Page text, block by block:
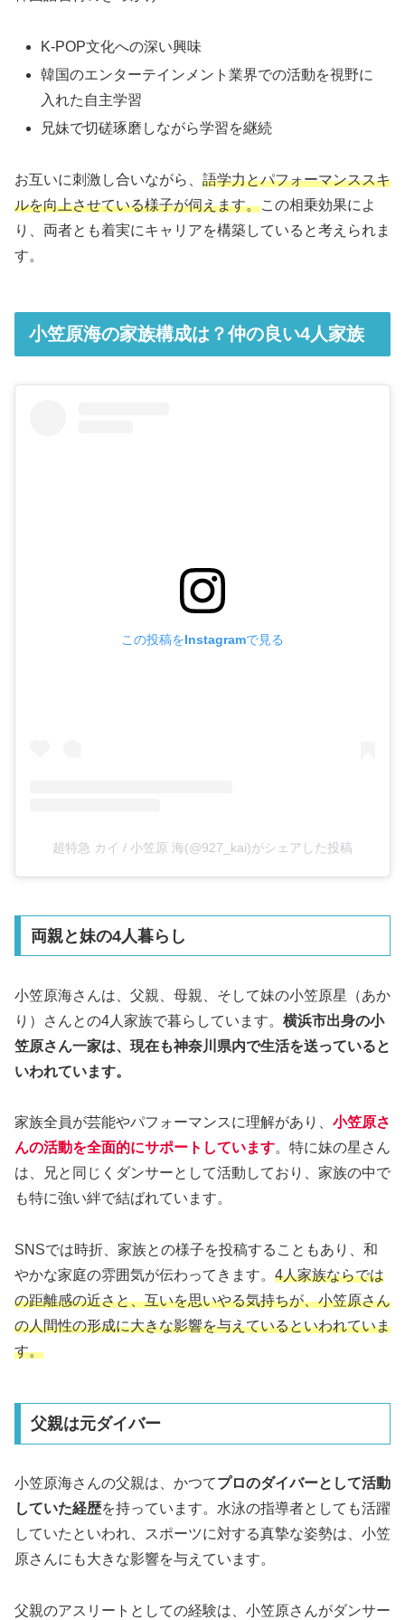
K-POP文化への深い興味
韓国のエンターテインメント業界での活動を視野に
入れた自主学習
兄妹で切磋琢磨しながら学習を継続
お互いに刺激し合いながら、 語学力とパフォーマンススキ
ルを向上させている様子が伺えます。この相乗効果によ
り、両者とも着実にキャリアを構築していると考えられま
す。
小笠原海の家族構成は？仲の良い4人家族
この投稿をInstagramで見る
超特急 カイ / 小笠原 海(@927_kai)がシェアした投稿
両親と妹の4人暮らし
小笠原海さんは、父親、母親、そして妹の小笠原星（あか
り）さんとの4人家族で暮らしています。 横浜市出身の小
笠原さん一家は、現在も神奈川県内で生活を送っていると
いわれています。
家族全員が芸能やパフォーマンスに理解があり、 小笠原さ
んの活動を全面的にサポートしています。特に妹の星さん
は、兄と同じくダンサーとして活動しており、家族の中で
も特に強い絆で結ばれています。
SNSでは時折、家族との様子を投稿することもあり、和
やかな家庭の雰囲気が伝わってきます。 4人家族ならでは
の距離感の近さと、互いを思いやる気持ちが、小笠原さん
の人間性の形成に大きな影響を与えているといわれていま
す。
父親は元ダイバー
小笠原海さんの父親は、かつてプロのダイバーとして活動
していた経歴を持っています。水泳の指導者としても活躍
していたといわれ、スポーツに対する真摯な姿勢は、小笠
原さんにも大きな影響を与えています。
父親のアスリートとしての経験は、小笠原さんがダンサー